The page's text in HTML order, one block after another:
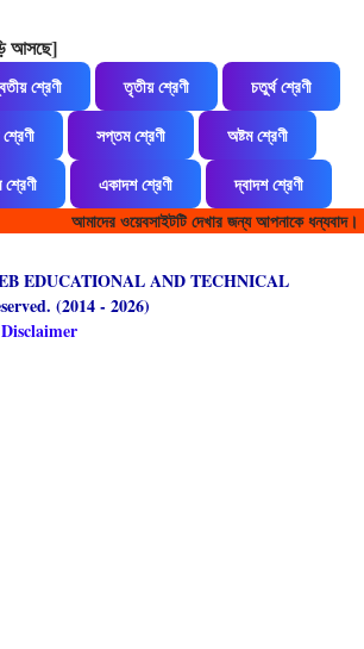
Special)
325
Special)
আসছে]
শ্রেণী তৃতীয় শ্রেণী
চতুর্থ শ্রেণী
শ্রেণী সপ্তম শ্রেণী
অষ্টম শ্রেণী
একাদশ শ্রেণী
দ্বাদশ শ্রেণী
আমাদের ওয়েবসাইটটি দেখার জন্য আপনাকে ধন্যবাদ।
EDUCATIONAL AND TECHNICAL
(2014 - 2026)
Disclaimer